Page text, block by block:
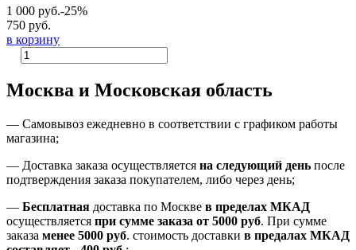
1 000 руб.-25%
750 руб.
в корзину
Москва и Московская область
— Самовывоз ежедневно в соответствии с графиком работы
магазина;
— Доставка заказа осуществляется на следующий день после
подтверждения заказа покупателем, либо через день;
— Бесплатная доставка по Москве в пределах МКАД
осуществляется при сумме заказа от 5000 руб. При сумме
заказа менее 5000 руб. стоимость доставки в предалах МКАД